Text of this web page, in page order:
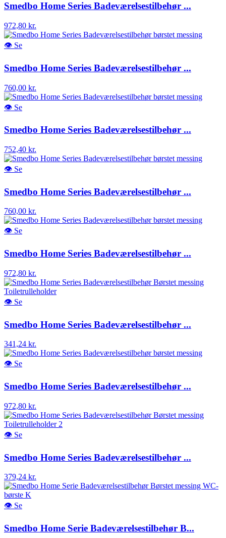
Smedbo Home Series Badeværelsestilbehør ...
972,80 kr.
👁 Se
Smedbo Home Series Badeværelsestilbehør ...
760,00 kr.
👁 Se
Smedbo Home Series Badeværelsestilbehør ...
752,40 kr.
👁 Se
Smedbo Home Series Badeværelsestilbehør ...
760,00 kr.
👁 Se
Smedbo Home Series Badeværelsestilbehør ...
972,80 kr.
👁 Se
Smedbo Home Series Badeværelsestilbehør ...
341,24 kr.
👁 Se
Smedbo Home Series Badeværelsestilbehør ...
972,80 kr.
👁 Se
Smedbo Home Series Badeværelsestilbehør ...
379,24 kr.
👁 Se
Smedbo Home Serie Badeværelsestilbehør B...